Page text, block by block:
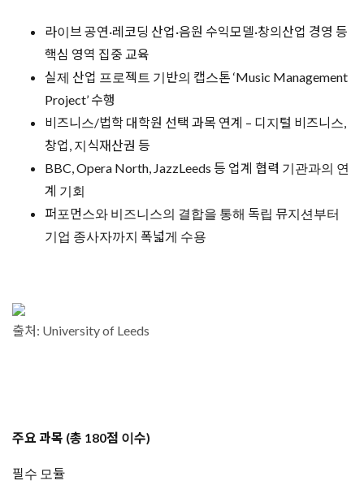
라이브 공연·레코딩 산업·음원 수익모델·창의산업 경영 등
핵심 영역 집중 교육
실제 산업 프로젝트 기반의 캡스톤 ‘Music Management
Project’ 수행
비즈니스/법학 대학원 선택 과목 연계 – 디지털 비즈니스,
창업, 지식재산권 등
BBC, Opera North, JazzLeeds 등 업계 협력 기관과의 연
계 기회
퍼포먼스와 비즈니스의 결합을 통해 독립 뮤지션부터
기업 종사자까지 폭넓게 수용
출처: University of Leeds
주요 과목 (총 180점 이수)
​필수 모듈